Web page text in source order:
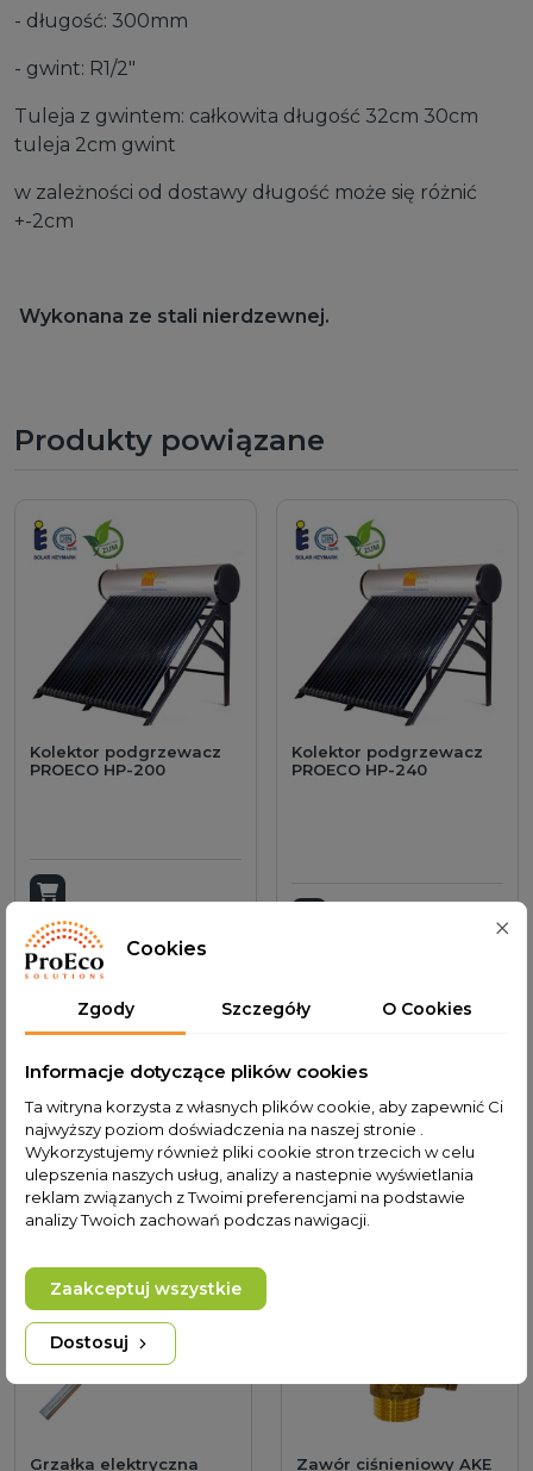
- długość: 300mm
- gwint: R1/2"
Tuleja z gwintem: całkowita długość 32cm 30cm
tuleja 2cm gwint
w zależności od dostawy długość może się różnić
+-2cm
Wykonana ze stali nierdzewnej.
Produkty powiązane
Kolektor podgrzewacz
PROECO HP-200
Dodaj do koszyka
2 999,00 PLN
Cena od momentu
wprowadzenia do
oferty:
2 999,00 PLN
Kolektor podgrzewacz
PROECO HP-240
wprowadzenia do
oferty: 3 599,00 PLN
Klienci którzy zakupili ten
produkt kupili również:
Grzałka elektryczna Zawór ciśnieniowy AKE
Cookies
Zgody Szczegóły O Cookies
Informacje dotyczące plików cookies
Ta witryna korzysta z własnych plików cookie, aby zapewnić Ci
najwyższy poziom doświadczenia na naszej stronie .
Wykorzystujemy również pliki cookie stron trzecich w celu
ulepszenia naszych usług, analizy a nastepnie wyświetlania
reklam związanych z Twoimi preferencjami na podstawie
analizy Twoich zachowań podczas nawigacji.
Dostosuj
Zaakceptuj wszystkie